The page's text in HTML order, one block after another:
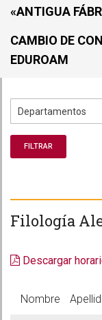
«ANTIGUA
CAMBIO DE
EDUROAM
Filología
Descargar
Nombre